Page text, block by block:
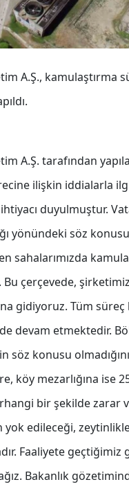
A.Ş.,
A.Ş. tarafından
ilişkin iddialarla
duyulmuştur.
yönündeki söz
sahalarımızda
çerçevede,
gidiyoruz. Tüm süreç
devam etmektedir.
konusu
köy mezarlığına ise
bir şekilde zarar
yok edileceği,
Faaliyete
Bakanlık